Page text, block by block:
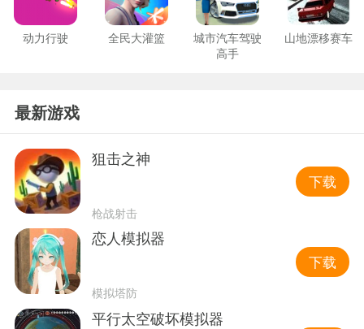
动力行驶 全民大灌篮
城市汽车驾驶
高手
山地漂移赛车
最新游戏
狙击之神
枪战射击
下载
恋人模拟器
模拟塔防
下载
平行太空破坏模拟器